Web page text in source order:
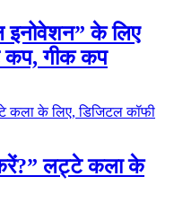
इनोवेशन” के लिए
कप, गीक कप
करें?” लट्टे कला के